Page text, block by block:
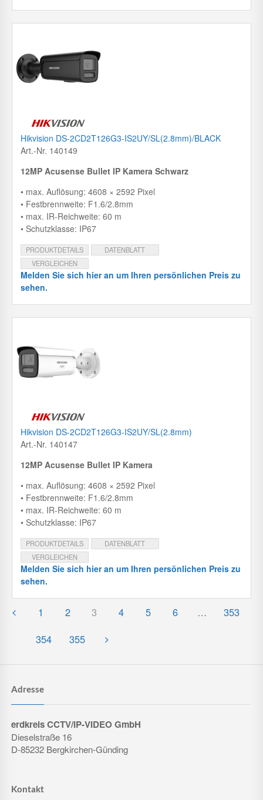
Hikvision DS-2CD2T126G3-IS2UY/SL(2.8mm)/BLACK
Art.-Nr. 140149
12MP Acusense Bullet IP Kamera Schwarz
• max. Auflösung: 4608 × 2592 Pixel
• Festbrennweite: F1.6/2.8mm
• max. IR-Reichweite: 60 m
• Schutzklasse: IP67
PRODUKTDETAILS
DATENBLATT
VERGLEICHEN
Melden Sie sich hier an um Ihren persönlichen Preis zu
sehen.
Hikvision DS-2CD2T126G3-IS2UY/SL(2.8mm)
Art.-Nr. 140147
12MP Acusense Bullet IP Kamera
• max. Auflösung: 4608 × 2592 Pixel
• Festbrennweite: F1.6/2.8mm
• max. IR-Reichweite: 60 m
• Schutzklasse: IP67
PRODUKTDETAILS
DATENBLATT
VERGLEICHEN
Melden Sie sich hier an um Ihren persönlichen Preis zu
sehen.
1 2 3 4 5 6 …
353
354
355
Adresse
erdkreis CCTV/IP-VIDEO GmbH
Dieselstraße 16
D-85232 Bergkirchen-Günding
Kontakt